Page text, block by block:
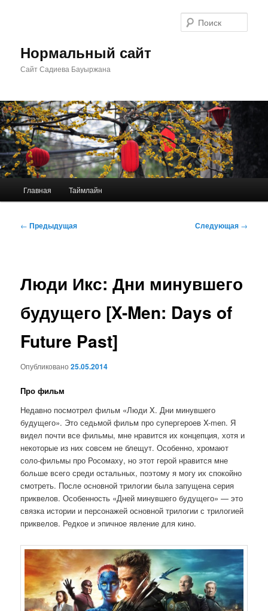
Нормальный сайт
Сайт Садиева Бауыржана
Главная Таймлайн
Навигация
← Предыдущая Следующая →
Люди Икс: Дни минувшего
будущего [X-Men: Days of
Future Past]
Опубликовано25.05.2014
Про фильм
Недавно посмотрел фильм «Люди X. Дни минувшего
будущего». Это седьмой фильм про супергероев X-men. Я
видел почти все фильмы, мне нравится их концепция, хотя и
некоторые из них совсем не блещут. Особенно, хромают
соло-фильмы про Росомаху, но этот герой нравится мне
больше всего среди остальных, поэтому я могу их спокойно
смотреть. После основной трилогии была запущена серия
приквелов. Особенность «Дней минувшего будущего» — это
связка истории и персонажей основной трилогии с трилогией
приквелов. Редкое и эпичное явление для кино.